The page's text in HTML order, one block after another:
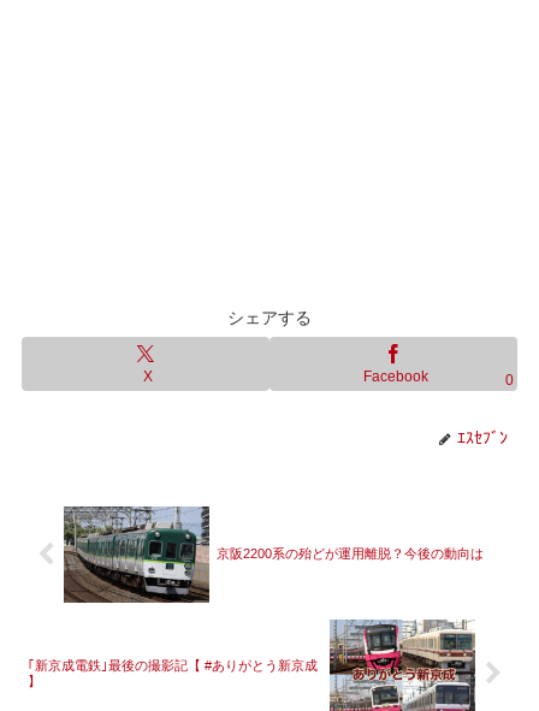
シェアする
X Facebook 0
ｴｽｾﾌﾞﾝ
京阪2200系の殆どが運用離脱？今後の動向は
｢新京成電鉄｣最後の撮影記【 #ありがとう新京成
】